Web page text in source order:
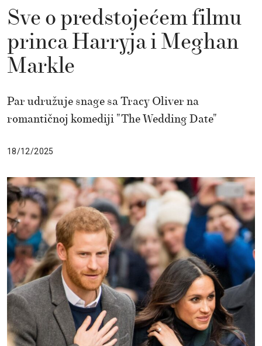
Sve o predstojećem filmu
princa Harryja i Meghan
Markle
Par udružuje snage sa Tracy Oliver na
romantičnoj komediji "The Wedding Date"
18/12/2025